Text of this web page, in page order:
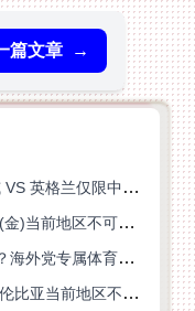
篇文章 →
别慌！在国外看世界杯中文直播挪威 VS 英格兰仅限中国大陆？这篇指南帮你搞定
在海外看世界杯直播英格兰 vs 刚果 (金)当前地区不可播放？这篇指南帮你突破所有限制
在国外如何看世界杯巴西 vs 摩洛哥？海外党专属体育观赛指南来了
在国外看世界杯中文直播瑞士 VS 哥伦比亚当前地区不可播放？这篇指南帮你搞定